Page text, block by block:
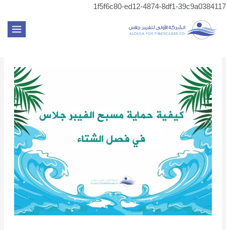
1f5f6c80-ed12-4874-8df1-39c9a0384117
MAIN
navigation